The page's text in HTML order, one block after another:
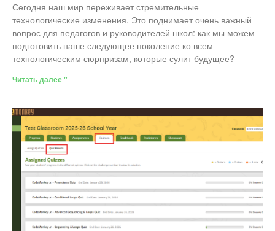
Сегодня наш мир переживает стремительные
технологические изменения. Это поднимает очень важный
вопрос для педагогов и руководителей школ: как мы можем
подготовить наше следующее поколение ко всем
технологическим сюрпризам, которые сулит будущее?
Читать далее "